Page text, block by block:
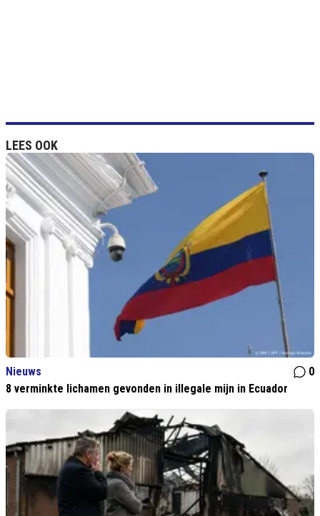
LEES OOK
Nieuws
0
8 verminkte lichamen gevonden in illegale mijn in Ecuador